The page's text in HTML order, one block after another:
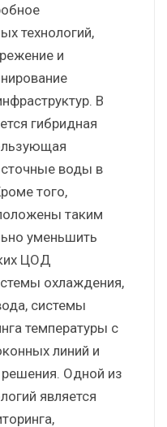
технологий,
и
В
гибридная
воды в
того,
таким
уменьшить
ЦОД
охлаждения,
системы
температуры с
линий и
Одной из
является